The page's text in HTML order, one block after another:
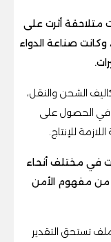
متلاحقة أثرت على
صناعة الدواء
الشحن والنقل،
في الحصول على
للإنتاج.
في مختلف أنحاء
من مفهوم الأمن
تستحق التقدير